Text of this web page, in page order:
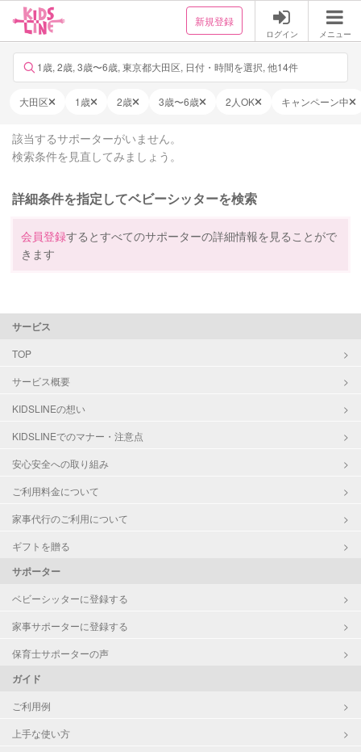
新規登録
ログイン メニュー
1歳, 2歳, 3歳〜6歳, 東京都大田区, 日付・時間を選択, 他14件
大田区 1歳 2歳 3歳〜6歳 2人OK キャンペーン中
該当するサポーターがいません。
検索条件を見直してみましょう。
詳細条件を指定してベビーシッターを検索
会員登録するとすべてのサポーターの詳細情報を見ることがで
きます
サービス
TOP
サービス概要
KIDSLINEの想い
KIDSLINEでのマナー・注意点
安心安全への取り組み
ご利用料金について
家事代行のご利用について
ギフトを贈る
サポーター
ベビーシッターに登録する
家事サポーターに登録する
保育士サポーターの声
ガイド
ご利用例
上手な使い方